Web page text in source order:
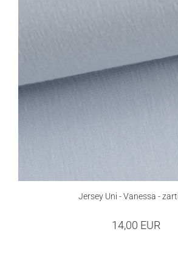
Jersey Uni - Vanessa -
14,00 EUR